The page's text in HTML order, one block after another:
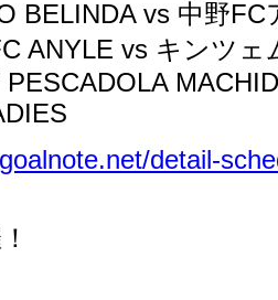
BELINDA vs 中野FC
ANYLE vs キンツェ
detail-